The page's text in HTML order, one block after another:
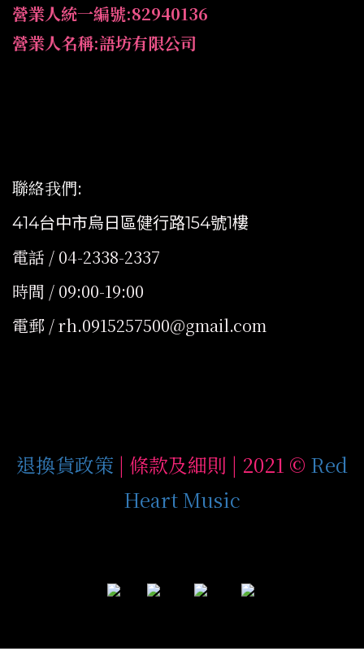
營業人統一編號:82940136
營業人名稱:語坊有限公司
聯絡我們:
414台中市烏日區健行路154號1樓
電話 / 04-2338-2337
時間 / 09:00-19:00
電郵 / rh.0915257500@gmail.com
退換貨政策 | 條款及細則 | 2021 © Red
Heart Music